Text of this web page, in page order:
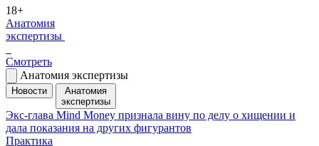
18+
Анатомия
экспертизы
Смотреть
Анатомия экспертизы
Новости
Анатомия
экспертизы
Экс-глава Mind Money признала вину по делу о хищении и
дала показания на других фигурантов
Практика